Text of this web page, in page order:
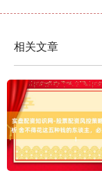
相关文章